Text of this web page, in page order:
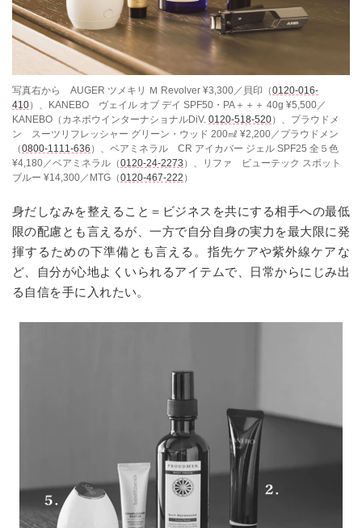
写真右から AUGER ツメキリ Ｍ Revolver ¥3,300／貝印（0120-016-
410）、KANEBO ヴェイル オブ デイ SPF50・PA＋＋＋ 40g ¥5,500／
KANEBO（カネボウインターナショナルDiV. 0120-518-520）、プラウドメ
ン スーツリフレッシャー グリーン・ウッド 200㎖ ¥2,200／プラウドメン
（0800-1111-636 ）、ベアミネラル CR アイカバー ジェル SPF25 全５色
¥4,180／ベアミネラル（0120-24-2273 ）、リファ ビューテック スポット
ブルー ¥14,300／MTG（0120-467-222 ）
身だしなみを整えること＝ビジネスを共にする相手への最低
限の配慮とも言えるが、一方で自分自身の実力を最大限に発
揮するための下準備とも言える。指先ケアや紫外線ケアな
ど、自分が心地よくいられるアイテムで、日常からにじみ出
る自信を手に入れたい。